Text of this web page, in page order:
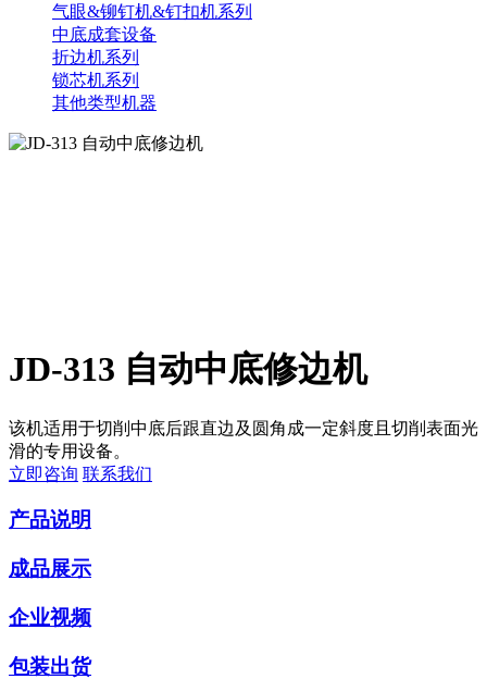
气眼&铆钉机&钉扣机系列
中底成套设备
折边机系列
锁芯机系列
其他类型机器
JD-313 自动中底修边机
该机适用于切削中底后跟直边及圆角成一定斜度且切削表面光
滑的专用设备。
立即咨询 联系我们
产品说明
成品展示
企业视频
包装出货